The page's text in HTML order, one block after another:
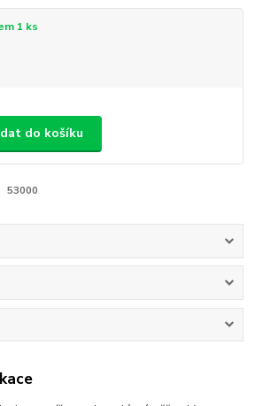
1 ks
do košíku
53000